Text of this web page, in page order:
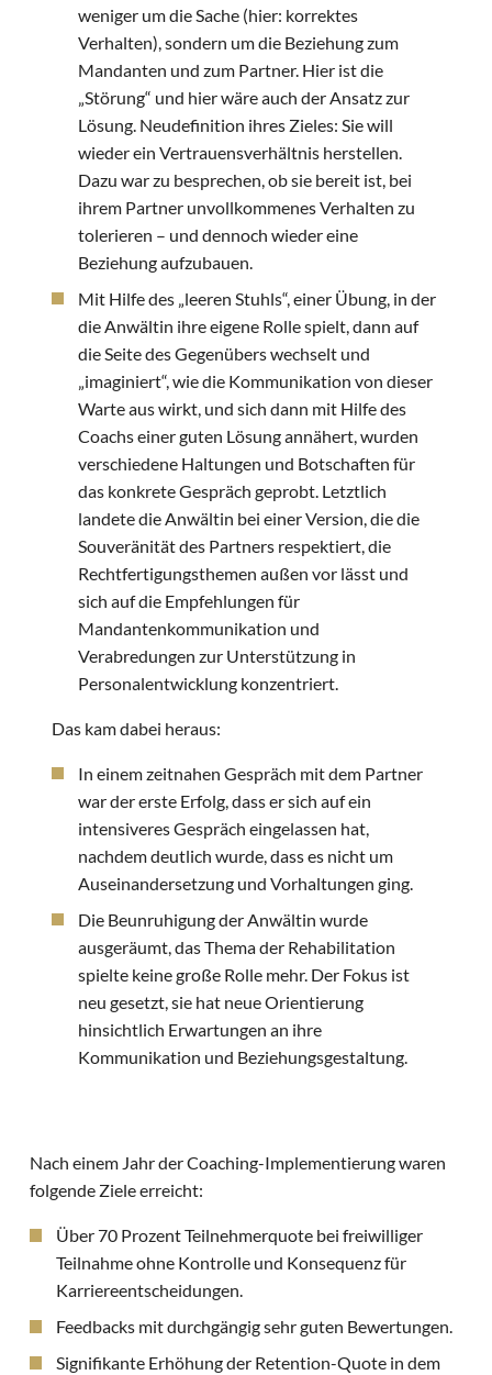
weniger um die Sache (hier: korrektes
Verhalten), sondern um die Beziehung zum
Mandanten und zum Partner. Hier ist die
„Störung“ und hier wäre auch der Ansatz zur
Lösung. Neudefinition ihres Zieles: Sie will
wieder ein Vertrauensverhältnis herstellen.
Dazu war zu besprechen, ob sie bereit ist, bei
ihrem Partner unvollkommenes Verhalten zu
tolerieren – und dennoch wieder eine
Beziehung aufzubauen.
Mit Hilfe des „leeren Stuhls“, einer Übung, in der
die Anwältin ihre eigene Rolle spielt, dann auf
die Seite des Gegenübers wechselt und
„imaginiert“, wie die Kommunikation von dieser
Warte aus wirkt, und sich dann mit Hilfe des
Coachs einer guten Lösung annähert, wurden
verschiedene Haltungen und Botschaften für
das konkrete Gespräch geprobt. Letztlich
landete die Anwältin bei einer Version, die die
Souveränität des Partners respektiert, die
Rechtfertigungsthemen außen vor lässt und
sich auf die Empfehlungen für
Mandantenkommunikation und
Verabredungen zur Unterstützung in
Personalentwicklung konzentriert.
Das kam dabei heraus:
In einem zeitnahen Gespräch mit dem Partner
war der erste Erfolg, dass er sich auf ein
intensiveres Gespräch eingelassen hat,
nachdem deutlich wurde, dass es nicht um
Auseinandersetzung und Vorhaltungen ging.
Die Beunruhigung der Anwältin wurde
ausgeräumt, das Thema der Rehabilitation
spielte keine große Rolle mehr. Der Fokus ist
neu gesetzt, sie hat neue Orientierung
hinsichtlich Erwartungen an ihre
Kommunikation und Beziehungsgestaltung.
Nach einem Jahr der Coaching-Implementierung waren
folgende Ziele erreicht:
Über 70 Prozent Teilnehmerquote bei freiwilliger
Teilnahme ohne Kontrolle und Konsequenz für
Karriereentscheidungen.
Feedbacks mit durchgängig sehr guten Bewertungen.
Signifikante Erhöhung der Retention-Quote in dem